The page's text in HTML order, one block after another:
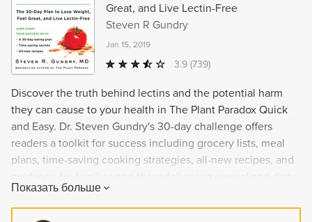
Great, and Live Lectin-Free
Steven R Gundry
Jan 15, 2019
3.9 (739)
Discover the truth behind lectins and the potential harm
they can cause to your health in The Plant Paradox Quick
and Easy. Dr. Steven Gundry's 30-day challenge offers
readers a toolkit for success including grocery lists, meal
plans, time-saving cooking strategies, all-new recipes, and
With incentives, support, and results, going lectin-free has
never been simpler!
Показать больше